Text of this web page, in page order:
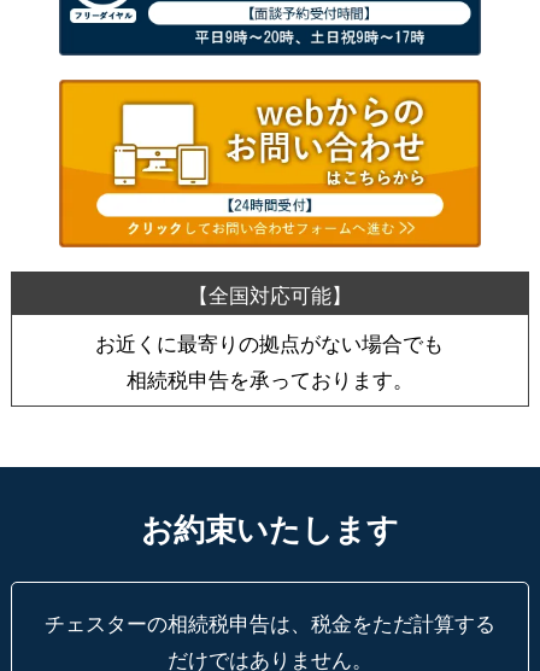
お近くに最寄りの拠点がない場合でも
相続税申告を承っております。
お約束いたします
チェスターの相続税申告は、税金をただ計算する
だけではありません。